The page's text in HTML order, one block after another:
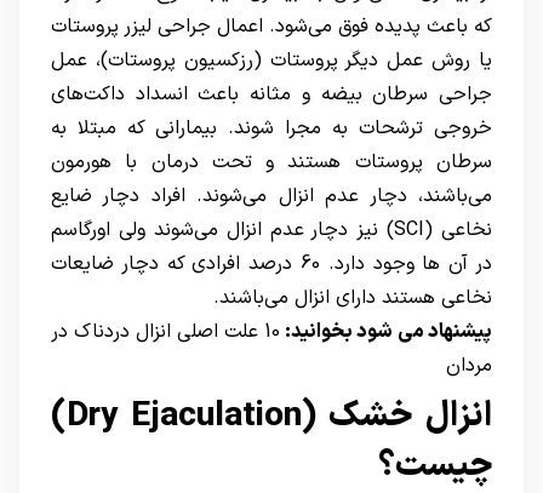
که باعث پدیده فوق می‌شود. اعمال جراحی لیزر پروستات
یا روش عمل دیگر پروستات (رزکسیون پروستات)، عمل
جراحی سرطان بیضه و مثانه باعث انسداد داکت‌های
خروجی ترشحات به مجرا شوند. بیمارانی که مبتلا به
سرطان پروستات هستند و تحت درمان با هورمون
می‌باشند، دچار عدم انزال می‌شوند. افراد دچار ضایع
نخاعی (SCI) نیز دچار عدم انزال می‌شوند ولی اورگاسم
در آن ها وجود دارد. 60 درصد افرادی که دچار ضایعات
نخاعی هستند دارای انزال می‌باشند.
پیشنهاد می شود بخوانید:
10 علت اصلی انزال دردناک در
مردان
انزال خشک (Dry Ejaculation)
چیست؟